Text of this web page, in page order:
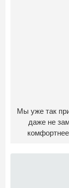
Мы уже так
даже не